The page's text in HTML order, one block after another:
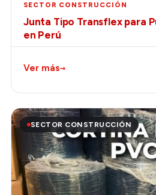
SECTOR CONSTRUCCIÓN
Junta Tipo Transflex para
en Perú
Ver más→
SECTOR CONSTRUCCIÓN